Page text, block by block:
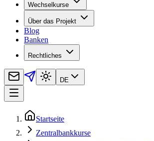
Wechselkurse
Über das Projekt
Blog
Banken
Rechtliches
DE
Startseite
Zentralbankkurse